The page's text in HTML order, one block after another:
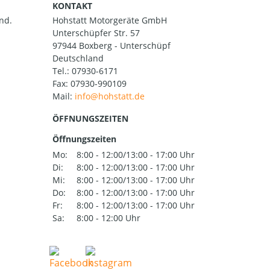
KONTAKT
Hohstatt Motorgeräte GmbH
Unterschüpfer Str. 57
97944 Boxberg - Unterschüpf
Deutschland
Tel.: 07930-6171
Fax: 07930-990109
Mail:
ÖFFNUNGSZEITEN
Öffnungszeiten
Mo:
8:00 - 12:00/13:00 - 17:00 Uhr
Di:
8:00 - 12:00/13:00 - 17:00 Uhr
Mi:
8:00 - 12:00/13:00 - 17:00 Uhr
Do:
8:00 - 12:00/13:00 - 17:00 Uhr
Fr:
8:00 - 12:00/13:00 - 17:00 Uhr
Sa:
8:00 - 12:00 Uhr